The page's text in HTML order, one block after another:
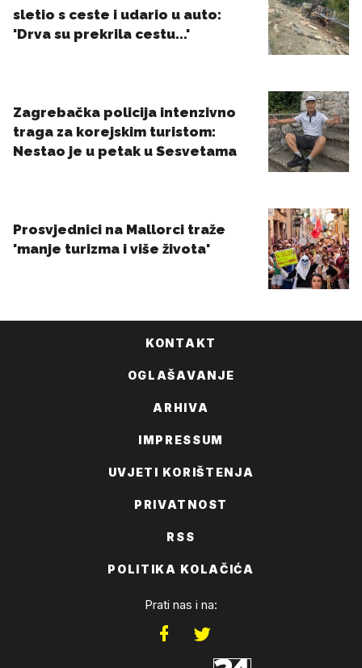
KONTAKT
OGLAŠAVANJE
ARHIVA
IMPRESSUM
UVJETI KORIŠTENJA
PRIVATNOST
RSS
POLITIKA KOLAČIĆA
Prati nas i na: